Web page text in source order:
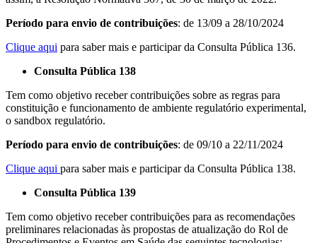
Período para envio de contribuições: de 13/09 a 28/10/2024
Clique aqui para saber mais e participar da Consulta Pública 136.
Consulta Pública 138
Tem como objetivo receber contribuições sobre as regras para
constituição e funcionamento de ambiente regulatório experimental,
o sandbox regulatório.
Período para envio de contribuições: de 09/10 a 22/11/2024
Clique aqui para saber mais e participar da Consulta Pública 138.
Consulta Pública 139
Tem como objetivo receber contribuições para as recomendações
preliminares relacionadas às propostas de atualização do Rol de